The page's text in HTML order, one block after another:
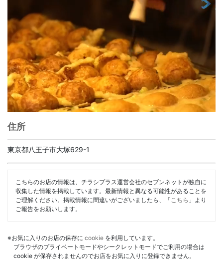
住所
東京都八王子市大塚629-1
こちらのお店の情報は、チラシプラス運営会社のセブンネットが独自に
収集した情報を掲載しています。最新情報と異なる可能性があることを
ご理解ください。掲載情報に間違いがございましたら、「 こちら 」より
ご報告をお願いします。
※お気に入りのお店の保存に cookie を利用しています。
ブラウザのプライベートモードやシークレットモードでご利用の場合は
cookie が保存されませんのでお店をお気に入りに登録できません。